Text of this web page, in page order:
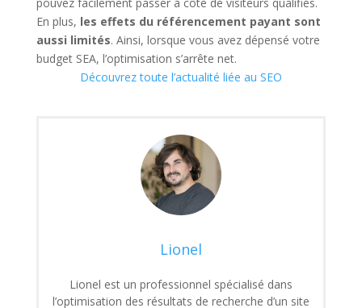
En plus, les effets du référencement payant sont
aussi limités. Ainsi, lorsque vous avez dépensé votre
budget SEA, l’optimisation s’arrête net.
Découvrez toute l’actualité liée au SEO
Lionel
Lionel est un professionnel spécialisé dans
l’optimisation des résultats de recherche d’un site